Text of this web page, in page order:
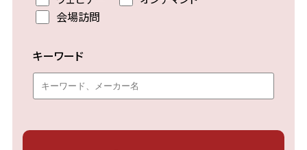
会場訪問
キーワード